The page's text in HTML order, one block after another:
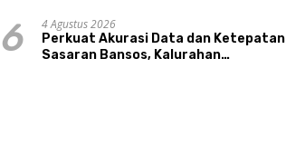
Sakinah Adalah Agama
6
4 Agustus 2026
Perkuat Akurasi Data dan Ketepatan
Sasaran Bansos, Kalurahan